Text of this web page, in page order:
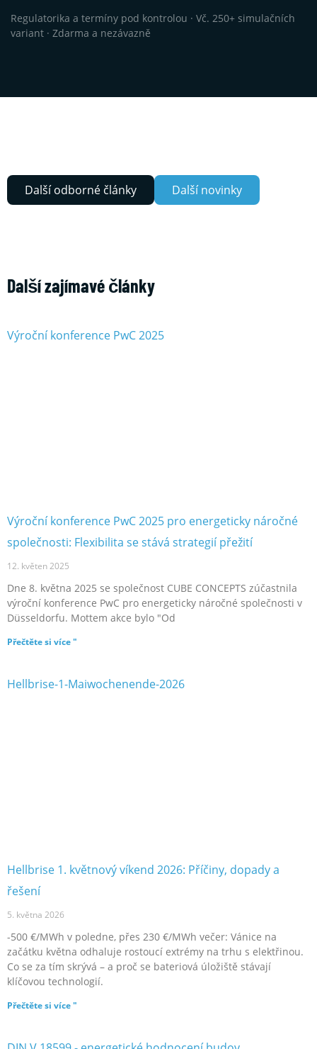
Regulatorika a termíny pod kontrolou · Vč. 250+ simulačních
variant · Zdarma a nezávazně
Další odborné články Další novinky
Další zajímavé články
Výroční konference PwC 2025 pro energeticky náročné
společnosti: Flexibilita se stává strategií přežití
12. květen 2025
Dne 8. května 2025 se společnost CUBE CONCEPTS zúčastnila
výroční konference PwC pro energeticky náročné společnosti v
Düsseldorfu. Mottem akce bylo "Od
Přečtěte si více "
Hellbrise 1. květnový víkend 2026: Příčiny, dopady a
řešení
5. května 2026
-500 €/MWh v poledne, přes 230 €/MWh večer: Vánice na
začátku května odhaluje rostoucí extrémy na trhu s elektřinou.
Co se za tím skrývá – a proč se bateriová úložiště stávají
klíčovou technologií.
Přečtěte si více "